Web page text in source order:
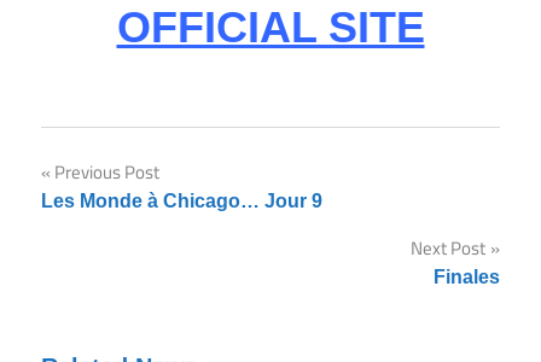
OFFICIAL SITE
Post
Previous Post
Les Monde à Chicago… Jour 9
Next Post
Finales